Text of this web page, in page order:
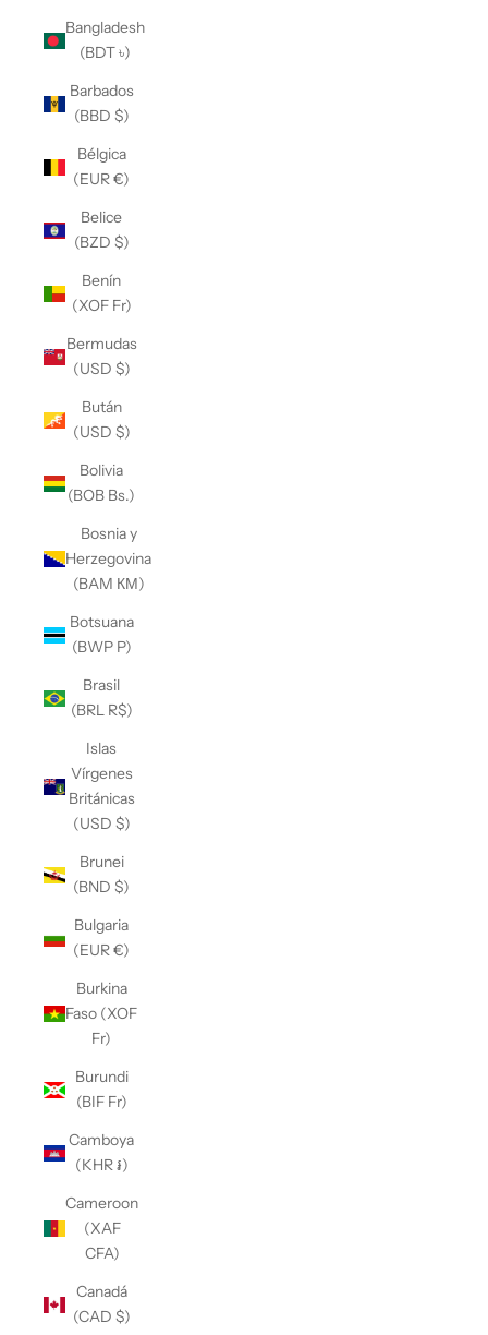
Bangladesh
(BDT ৳)
Barbados
(BBD $)
Bélgica
(EUR €)
Belice
(BZD $)
Benín
(XOF Fr)
Bermudas
(USD $)
Bután
(USD $)
Bolivia
(BOB Bs.)
Bosnia y
Herzegovina
(BAM КМ)
Botsuana
(BWP P)
Brasil
(BRL R$)
Islas
Vírgenes
Británicas
(USD $)
Brunei
(BND $)
Bulgaria
(EUR €)
Burkina
Faso (XOF
Fr)
Burundi
(BIF Fr)
Camboya
(KHR ៛)
Cameroon
(XAF
CFA)
Canadá
(CAD $)